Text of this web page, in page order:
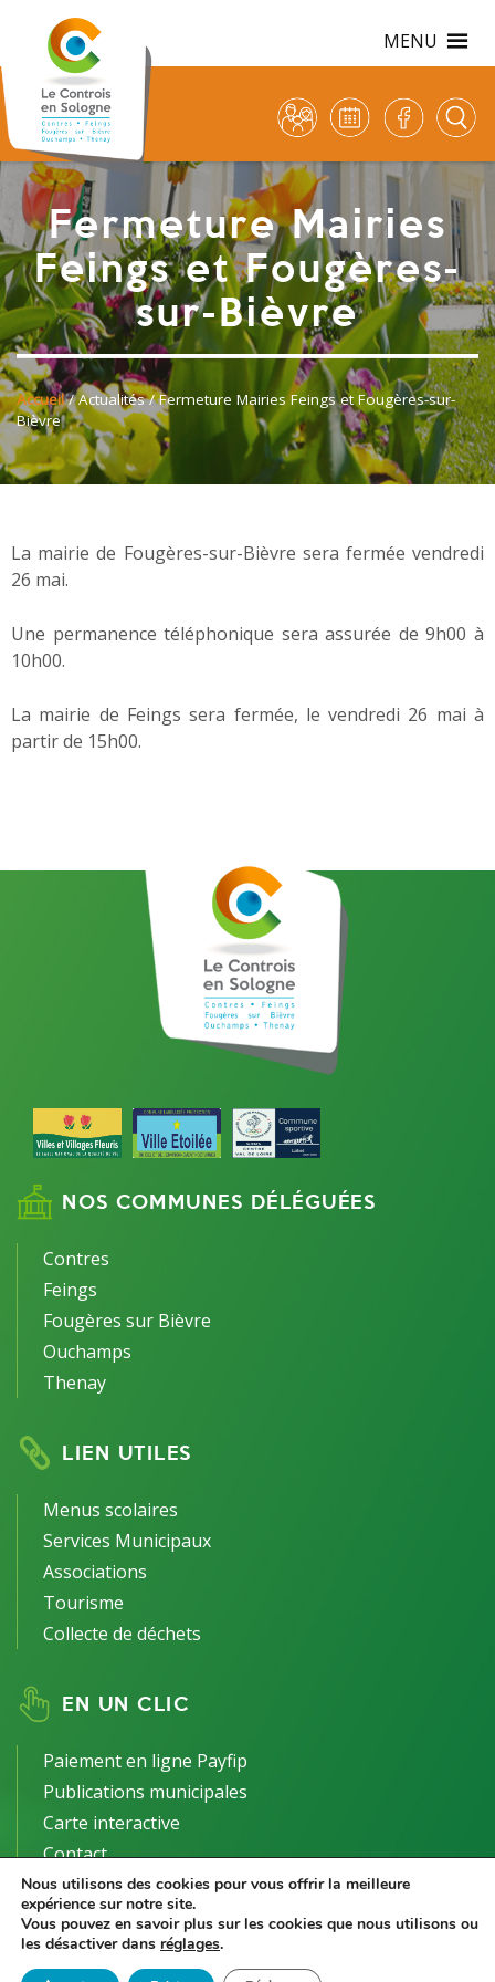
MENU
Fermeture Mairies
Feings et Fougères-
sur-Bièvre
Accueil/Actualités/ Fermeture Mairies Feings et Fougères-sur-
Bièvre
La mairie de Fougères-sur-Bièvre sera fermée vendredi
26 mai.
Une permanence téléphonique sera assurée de 9h00 à
10h00.
La mairie de Feings sera fermée, le vendredi 26 mai à
partir de 15h00.
NOS COMMUNES DÉLÉGUÉES
Contres
Feings
Fougères sur Bièvre
Ouchamps
Thenay
LIEN UTILES
Menus scolaires
Services Municipaux
Associations
Tourisme
Collecte de déchets
EN UN CLIC
Paiement en ligne Payfip
Publications municipales
Carte interactive
Contact
2021 Le Controis-en-Sologne -Mentions Légales
Nous utilisons des cookies pour vous offrir la meilleure
expérience sur notre site.
Vous pouvez en savoir plus sur les cookies que nous utilisons ou
les désactiver dans réglages.